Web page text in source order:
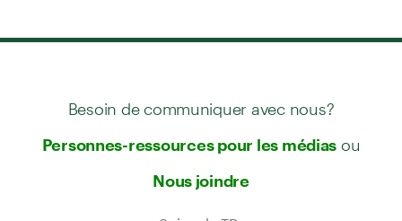
Besoin de communiquer avec nous?
Personnes-ressources pour les médias ou
Nous joindre